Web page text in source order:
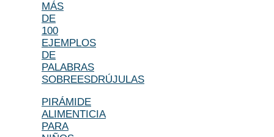
MÁS
DE
100
EJEMPLOS
DE
PALABRAS
SOBREESDRÚJULAS
PIRÁMIDE
ALIMENTICIA
PARA